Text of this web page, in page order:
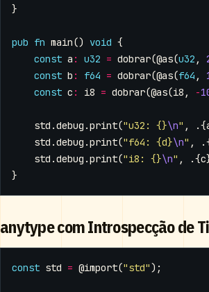
}
pub fn main() void {
const a : u32 = dobrar(@as(u32 ,
const b : f64 = dobrar(@as(f64 ,
const c : i8 = dobrar(@as(i8 , -
std .debug .print("u32: {}\n" , .{
std .debug .print("f64: {d}\n" ,
std .debug .print("i8: {}\n" , .{c
}
anytype com Introspecção de
const std = @import("std");